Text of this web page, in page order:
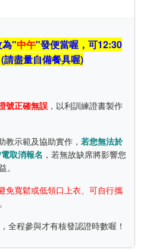
為"中午"發便當喔，可12:30
盡量自備餐具喔)
號正確無誤 ，以利訓練證書製作
教示範及協助實作， 若您無法於
取消報名 ，若無故缺席將影響您
。
免寬鬆或低領口上衣、可自行攜
全程參與才有核發認證時數喔！